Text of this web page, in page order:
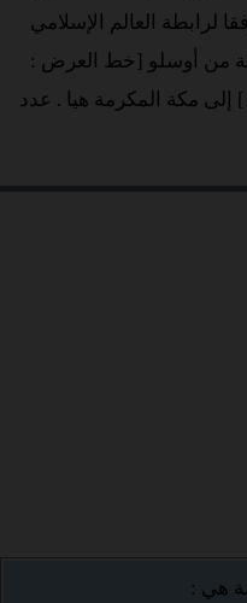
الساعة 2:54 ص وفقا لرابطة العالم الإسلامي
9:35 م. المسافة من أوسلو [خط العرض :
. عدد
هي :